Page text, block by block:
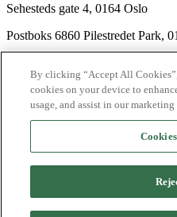
Sehesteds gate 4, 0164 Oslo
Postboks 6860 Pilestredet Park,
Nyhetsbrev
Ledige stillinger
Send inn manus
Agency
By clicking “Accept All
cookies on your device to
usage, and assist in our